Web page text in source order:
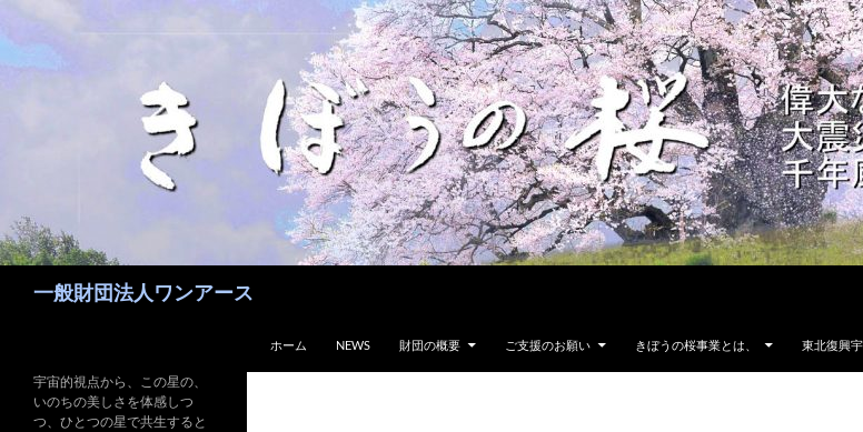
ン
テ
ッ
プ
一般財団法人ワンアース
ホーム NEWS 財団の概要 ご支援のお願い きぼうの桜事業とは、 東北復興
宇宙的視点から、この星の、
いのちの美しさを体感しつ
つ、ひとつの星で共生すると